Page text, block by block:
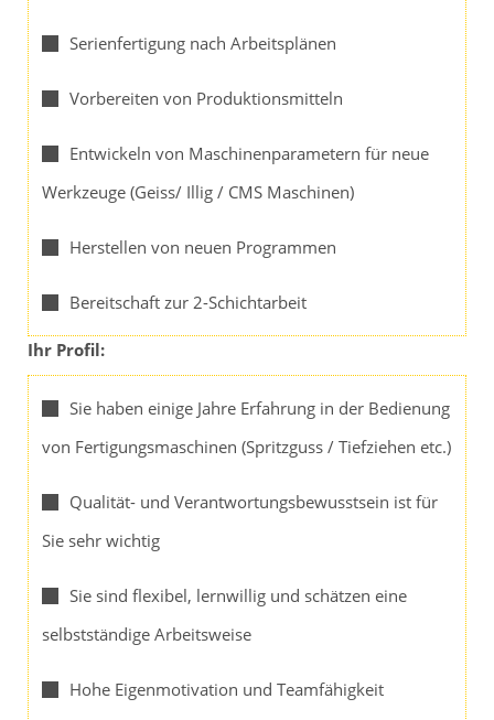
Serienfertigung nach Arbeitsplänen
Vorbereiten von Produktionsmitteln
Entwickeln von Maschinenparametern für neue
Werkzeuge (Geiss/ Illig / CMS Maschinen)
Herstellen von neuen Programmen
Bereitschaft zur 2-Schichtarbeit
Ihr Profil:
Sie haben einige Jahre Erfahrung in der Bedienung
von Fertigungsmaschinen (Spritzguss / Tiefziehen etc.)
Qualität- und Verantwortungsbewusstsein ist für
Sie sehr wichtig
Sie sind flexibel, lernwillig und schätzen eine
selbstständige Arbeitsweise
Hohe Eigenmotivation und Teamfähigkeit